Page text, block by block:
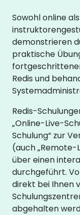
Sowohl online
demonstrieren
praktische
Redis und
Redis-
„Online-Live-
Schulung“ zur
(auch
über einen
durchgeführt.
direkt bei Ihnen
abgehalten